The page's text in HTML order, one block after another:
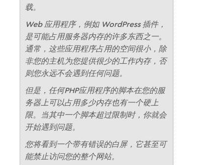
载。
Web 应用程序，例如 WordPress 插件，
是可能占用服务器内存的许多东西之一。
通常，这些应用程序占用的空间很小，除
非您的主机为您提供很少的工作内存，否
则您永远不会遇到任何问题。
但是，任何PHP应用程序的脚本在您的服
务器上可以占用多少内存也有一个硬上
限。当其中一个脚本超过限制时，你就会
开始遇到问题。
您将看到一个带有错误的白屏，它甚至可
能禁止访问您的整个网站。